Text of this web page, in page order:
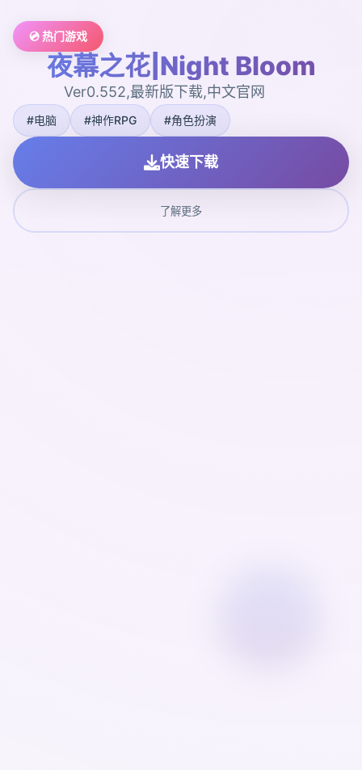
💿 热门游戏
夜幕之花|Night Bloom
Ver0.552,最新版下载,中文官网
#电脑 #神作RPG #角色扮演
快速下载
了解更多